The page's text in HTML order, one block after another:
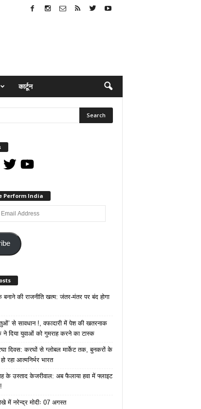
कार्टून
Twitter YouTube
Perform India
बनाने की राजनीति खत्म: जंतर-मंतर पर बंद होगा
से सावधान !, वफादारी में पेश की खतरनाक
ने दिया युवाओं को गुमराह करने का टास्क
दिवस: करघों से ग्लोबल मार्केट तक, बुनकरों के
रहा आत्मनिर्भर भारत
उस्ताद केजरीवाल: अब फैलाया हवा में फ्लाइट
में नरेन्द्र मोदीः 07 अगस्त